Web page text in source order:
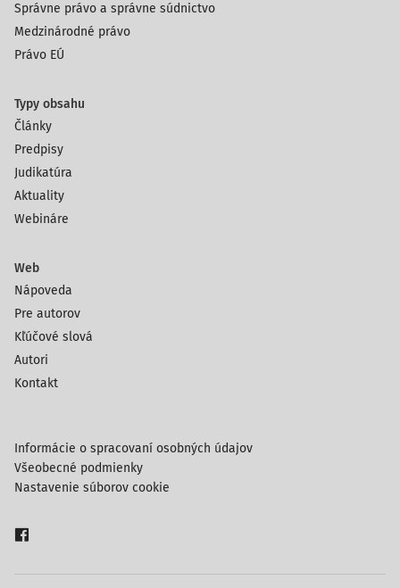
Správne právo a správne súdnictvo
Medzinárodné právo
Právo EÚ
Typy obsahu
Články
Predpisy
Judikatúra
Aktuality
Webináre
Web
Nápoveda
Pre autorov
Kľúčové slová
Autori
Kontakt
Informácie o spracovaní osobných údajov
Všeobecné podmienky
Nastavenie súborov cookie